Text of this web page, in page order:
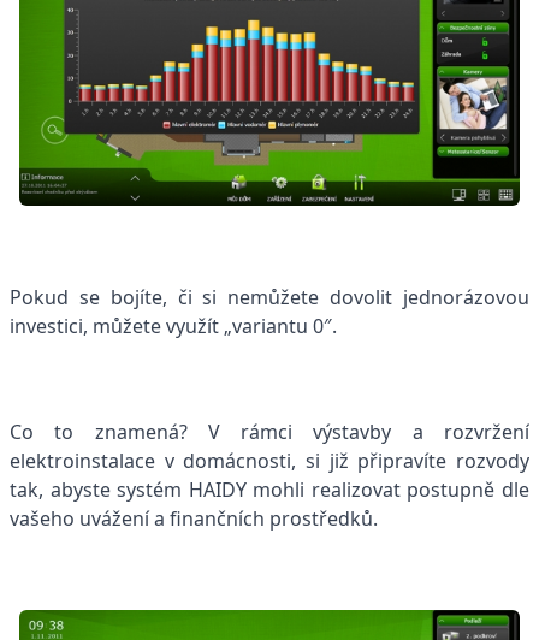
Pokud se bojíte, či si nemůžete dovolit jednorázovou
investici, můžete využít „variantu 0″.
Co to znamená? V rámci výstavby a rozvržení
elektroinstalace v domácnosti, si již připravíte rozvody
tak, abyste systém HAIDY mohli realizovat postupně dle
vašeho uvážení a finančních prostředků.